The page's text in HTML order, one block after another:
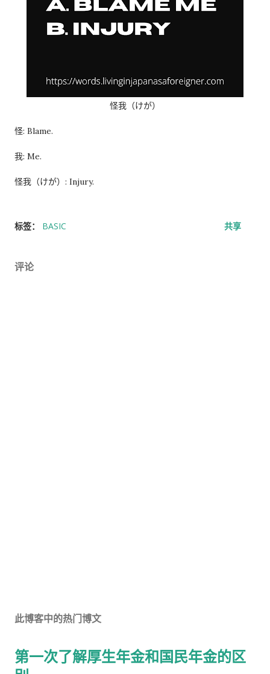
怪我（けが）
怪: Blame.
我: Me.
怪我（けが）: Injury.
标签： BASIC 共享
评论
此博客中的热门博文
第一次了解厚生年金和国民年金的区